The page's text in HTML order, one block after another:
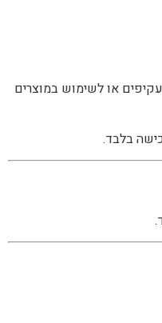
עקיפים או לשימוש במוצרים